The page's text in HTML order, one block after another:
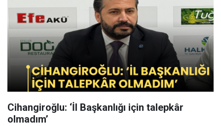
Cihangiroğlu: ‘İl Başkanlığı için talepkâr
olmadım’